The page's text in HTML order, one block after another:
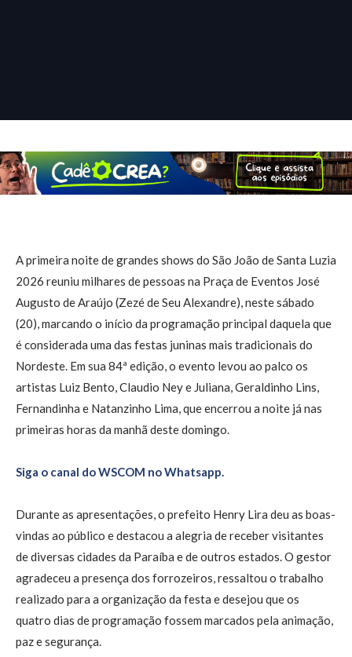
A primeira noite de grandes shows do São João de Santa Luzia
2026 reuniu milhares de pessoas na Praça de Eventos José
Augusto de Araújo (Zezé de Seu Alexandre), neste sábado
(20), marcando o início da programação principal daquela que
é considerada uma das festas juninas mais tradicionais do
Nordeste. Em sua 84ª edição, o evento levou ao palco os
artistas Luiz Bento, Claudio Ney e Juliana, Geraldinho Lins,
Fernandinha e Natanzinho Lima, que encerrou a noite já nas
primeiras horas da manhã deste domingo.
Siga o canal do WSCOM no Whatsapp.
Durante as apresentações, o prefeito Henry Lira deu as boas-
vindas ao público e destacou a alegria de receber visitantes
de diversas cidades da Paraíba e de outros estados. O gestor
agradeceu a presença dos forrozeiros, ressaltou o trabalho
realizado para a organização da festa e desejou que os
quatro dias de programação fossem marcados pela animação,
paz e segurança.